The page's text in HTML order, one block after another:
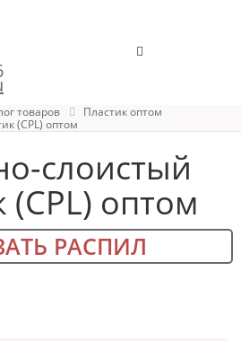
товаров
Пластик оптом
(CPL) оптом
слоистый
(CPL) оптом
РАСПИЛ